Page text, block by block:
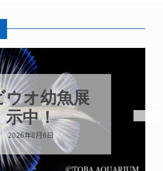
ウオ幼魚展
示中！
2026年8月6日